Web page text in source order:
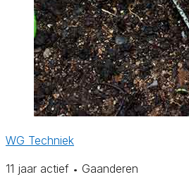
WG Techniek
11 jaar actief • Gaanderen